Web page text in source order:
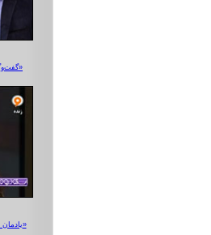
گفت‌وگو با یخ‌نوردان؛ «صفدریان» و «موسوی»
یادمان «امین نیا» و گفت‌وگو با «نصرت‌الله‌نوری»